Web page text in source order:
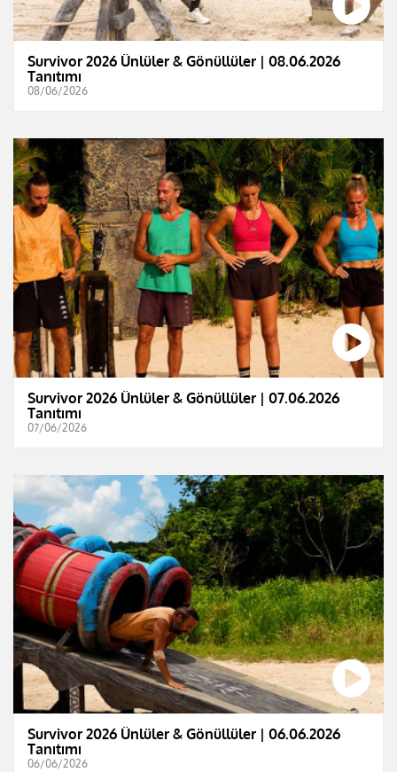
Survivor 2026 Ünlüler & Gönüllüler | 08.06.2026
Tanıtımı
08/06/2026
Survivor 2026 Ünlüler & Gönüllüler | 07.06.2026
Tanıtımı
07/06/2026
Survivor 2026 Ünlüler & Gönüllüler | 06.06.2026
Tanıtımı
06/06/2026